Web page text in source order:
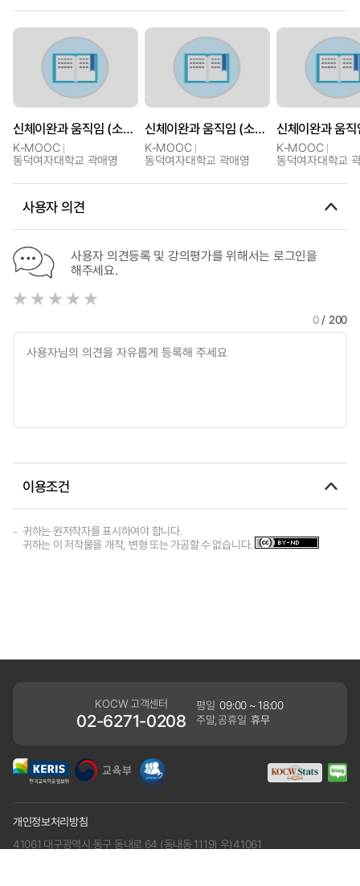
신체이완과 움직임 (소메틱 소도구 필라테스)
K-MOOC
동덕여자대학교 곽애영
신체이완과 움직임 (소메틱 소도구 필라테스)
K-MOOC
동덕여자대학교 곽애영
K-MOOC
동덕여자대학교
사용자 의견
사용자 의견등록 및 강의평가를 위해서는 로그인을
해주세요.
0/ 200
이용조건
귀하는 원저작자를 표시하여야 합니다.
귀하는 이 저작물을 개작, 변형 또는 가공할 수 없습니다.
KOCW 고객센터
02-6271-0208
평일 09:00 ~ 18:00
주말,공휴일 휴무
개인정보처리방침
41061 대구광역시 동구 동내로 64 (동내동 1119) 우)41061